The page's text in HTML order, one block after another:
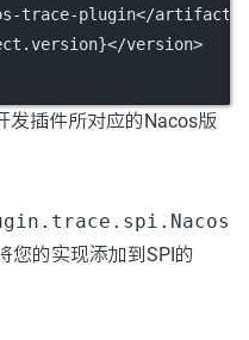
trace-plugin</artifactId
version>
发插件所对应的Nacos版
您的实现添加到SPI的